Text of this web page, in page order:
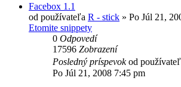
Facebox 1.1
od používateľa R - stick » Po Júl 21,
Etomite snippety
0 Odpovedí
17596 Zobrazení
Posledný príspevokod
Po Júl 21, 2008 7:45 pm